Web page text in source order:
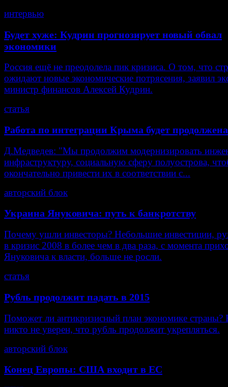
интервью
Будет хуже: Кудрин прогнозирует новый обвал
экономики
Россия ещё не преодолела пик кризиса. О том, что
ожидают новые экономические потрясения, заявил
министр финансов Алексей Кудрин.
статья
Работа по интеграции Крыма будет продолжена
Д.Медведев: "Мы продолжим модернизировать
инфраструктуру, социальную сферу полуострова,
окончательно привести их в соответствии с...
авторский блок
Украина Януковича: путь к банкротству
Почему ушли инвесторы? Небольшие инвестиции,
в кризис 2008 в более чем в два раза, с момента
Януковича к власти, больше не росли.
статья
Рубль продолжит падать в 2015
Поможет ли антикризисный план экономике страны?
никто не уверен, что рубль продолжит укрепляться.
авторский блок
Конец Европы: США входит в ЕС